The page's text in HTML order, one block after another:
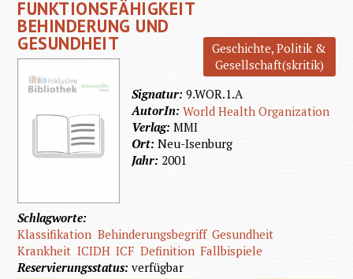
FUNKTIONSFÄHIGKEIT
BEHINDERUNG UND
GESUNDHEIT
Geschichte, Politik &
Gesellschaft(skritik)
Signatur:9.WOR.1.A
AutorIn:World Health Organization
Verlag:MMI
Ort:Neu-Isenburg
Jahr: 2001
Schlagworte:
Klassifikation Behinderungsbegriff Gesundheit
Krankheit ICIDH ICF Definition Fallbispiele
Reservierungsstatus:verfügbar